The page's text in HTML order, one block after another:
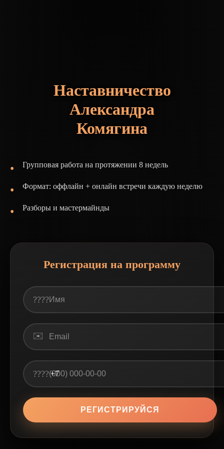
Наставничество
Александра
Комягина
Групповая работа на протяжении 8 недель
Формат: оффлайн + онлайн встречи каждую неделю
Разборы и мастермайнды
Регистрация на программу
????
✉️
???? +7
РЕГИСТРИРУЙСЯ